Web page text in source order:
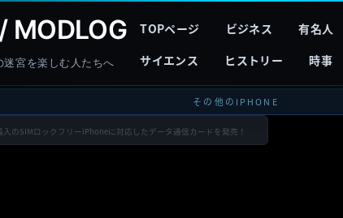
MODLOG
宮を楽しむ人たちへ
TOPページ ビジネス 有名人
サイエンス
ヒストリー 時事
その他のIPHONE
入のSIMロックフリーiPhoneに対応したデータ通信カードを発売！